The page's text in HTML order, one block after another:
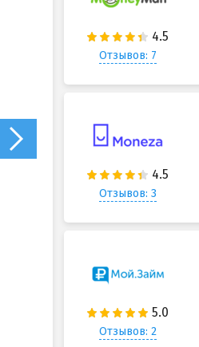
Отзывов: 7
Отзывов: 3
Отзывов: 2